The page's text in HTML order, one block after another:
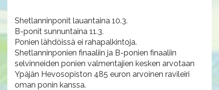
Shetlanninponit lauantaina 10.3.
B-ponit sunnuntaina 11.3.
Ponien lähdöissä ei rahapalkintoja.
Shetlanninponien finaaliin ja B-ponien finaaliin
selvinneiden ponien valmentajien kesken arvotaan
Ypäjän Hevosopiston 485 euron arvoinen ravileiri
oman ponin kanssa.